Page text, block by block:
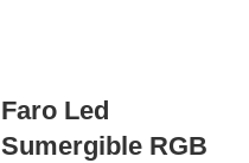
Faro Led
Sumergible RGB